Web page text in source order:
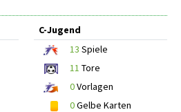
C-Jugend
13 Spiele
11 Tore
0Vorlagen
0Gelbe Karten